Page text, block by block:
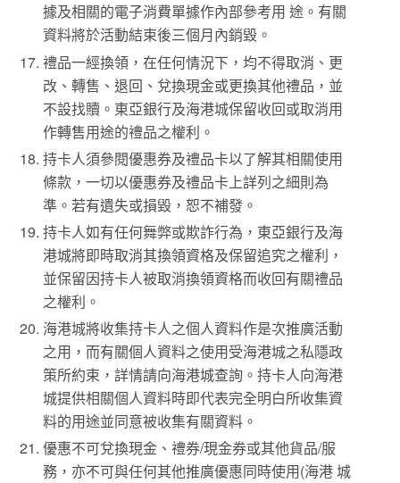
據及相關的電子消費單據作內部參考用 途。有關
資料將於活動結束後三個月內銷毀。
禮品一經換領，在任何情況下，均不得取消、更
改、轉售、退回、兌換現金或更換其他禮品，並
不設找贖。東亞銀行及海港城保留收回或取消用
作轉售用途的禮品之權利。
持卡人須參閱優惠券及禮品卡以了解其相關使用
條款，一切以優惠券及禮品卡上詳列之細則為
準。若有遺失或損毀，恕不補發。
持卡人如有任何舞弊或欺詐行為，東亞銀行及海
港城將即時取消其換領資格及保留追究之權利，
並保留因持卡人被取消換領資格而收回有關禮品
之權利。
海港城將收集持卡人之個人資料作是次推廣活動
之用，而有關個人資料之使用受海港城之私隱政
策所約束，詳情請向海港城查詢。持卡人向海港
城提供相關個人資料時即代表完全明白所收集資
料的用途並同意被收集有關資料。
優惠不可兌換現金、禮券/現金券或其他貨品/服
務，亦不可與任何其他推廣優惠同時使用(海港 城